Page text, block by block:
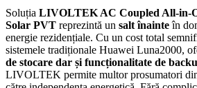
Soluția LIVOLTEK AC Coupled All-in-
Solar PVT reprezintă un salt înainteîn
energie rezidențiale. Cu un cost total
sistemele tradiționale Huawei Luna2000,
de stocare dar și funcționalitate de
LIVOLTEK permite multor prosumatori